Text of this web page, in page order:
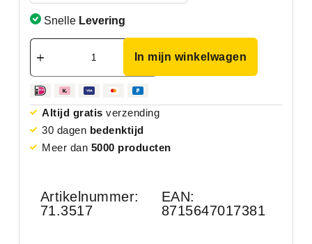
Snelle Levering
In mijn winkelwagen
Altijd gratis verzending
30 dagen bedenktijd
Meer dan 5000 producten
Artikelnummer:
71.3517
EAN:
8715647017381